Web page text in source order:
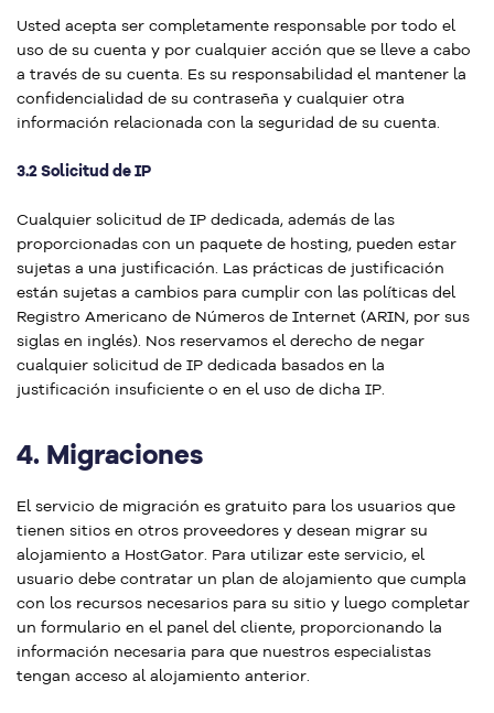
Usted acepta ser completamente responsable por todo el
uso de su cuenta y por cualquier acción que se lleve a cabo
a través de su cuenta. Es su responsabilidad el mantener la
confidencialidad de su contraseña y cualquier otra
información relacionada con la seguridad de su cuenta.
3.2 Solicitud de IP
Cualquier solicitud de IP dedicada, además de las
proporcionadas con un paquete de hosting, pueden estar
sujetas a una justificación. Las prácticas de justificación
están sujetas a cambios para cumplir con las políticas del
Registro Americano de Números de Internet (ARIN, por sus
siglas en inglés). Nos reservamos el derecho de negar
cualquier solicitud de IP dedicada basados en la
justificación insuficiente o en el uso de dicha IP.
4. Migraciones
El servicio de migración es gratuito para los usuarios que
tienen sitios en otros proveedores y desean migrar su
alojamiento a HostGator. Para utilizar este servicio, el
usuario debe contratar un plan de alojamiento que cumpla
con los recursos necesarios para su sitio y luego completar
un formulario en el panel del cliente, proporcionando la
información necesaria para que nuestros especialistas
tengan acceso al alojamiento anterior.